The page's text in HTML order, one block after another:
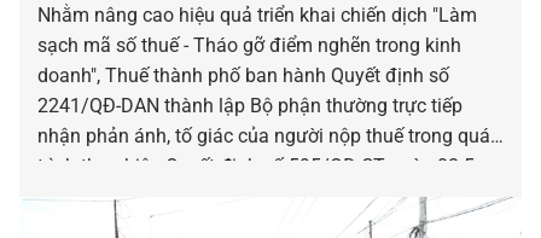
Nhằm nâng cao hiệu quả triển khai chiến dịch "Làm
sạch mã số thuế - Tháo gỡ điểm nghẽn trong kinh
doanh", Thuế thành phố ban hành Quyết định số
2241/QĐ-DAN thành lập Bộ phận thường trực tiếp
nhận phản ánh, tố giác của người nộp thuế trong quá
trình thực hiện Quyết định số 595/QĐ-CT ngày 08-5-
2026 của Cục Thuế.